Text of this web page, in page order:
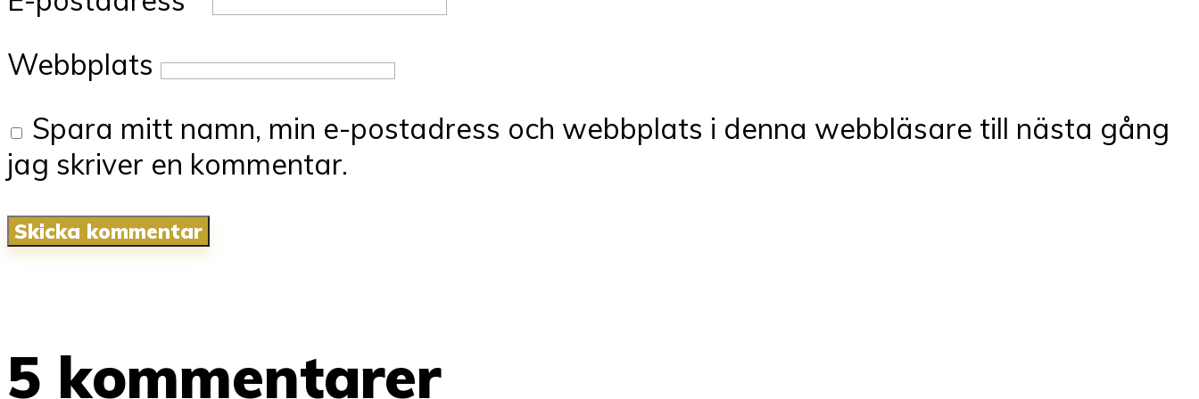
Webbplats
Spara mitt namn, min e-postadress och webbplats i denna webbläsare till nästa gång
jag skriver en kommentar.
5 kommentarer